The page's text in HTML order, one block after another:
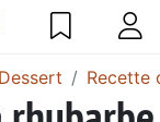
Dessert Recette